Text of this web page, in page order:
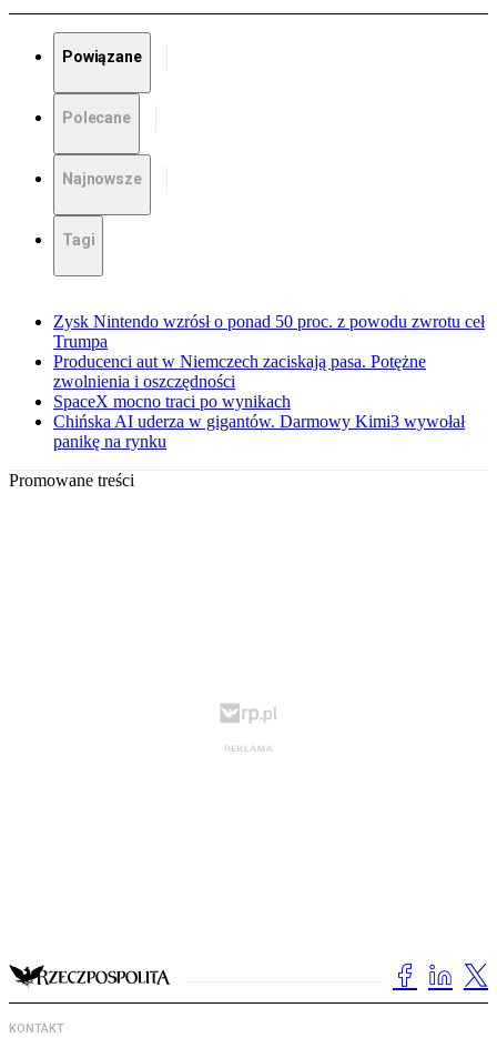
Powiązane
Polecane
Najnowsze
Tagi
Zysk Nintendo wzrósł o ponad 50 proc. z powodu zwrotu ceł
Trumpa
Producenci aut w Niemczech zaciskają pasa. Potężne
zwolnienia i oszczędności
SpaceX mocno traci po wynikach
Chińska AI uderza w gigantów. Darmowy Kimi3 wywołał
panikę na rynku
Promowane treści
KONTAKT